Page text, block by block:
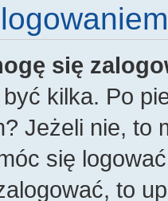
się
kilka. Po
Jeżeli nie, to
się
to